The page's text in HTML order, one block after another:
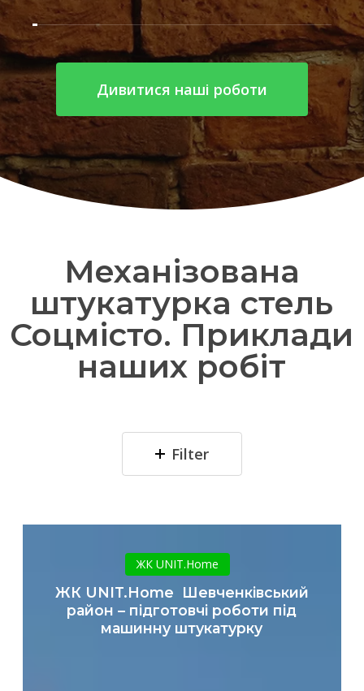
Дивитися наші роботи
Механізована
штукатурка стель
Соцмісто. Приклади
наших робіт
Filter
UNIT.Home
Шевченківський
район
–
підготовчі
ЖК UNIT.Home
ЖК UNIT.Home Шевченківський
район – підготовчі роботи під
машинну штукатурку